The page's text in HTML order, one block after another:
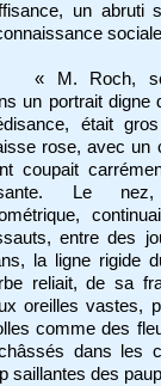
un abruti
« M. Roch,
un portrait digne
était
rose, avec un
coupait
Le nez,
entre des
la ligne rigide
reliait, de sa
oreilles vastes,
comme des
dans les
saillantes des